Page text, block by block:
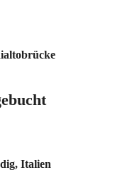
Italien